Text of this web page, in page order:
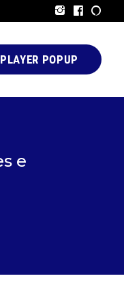
PLAYER POPUP
e